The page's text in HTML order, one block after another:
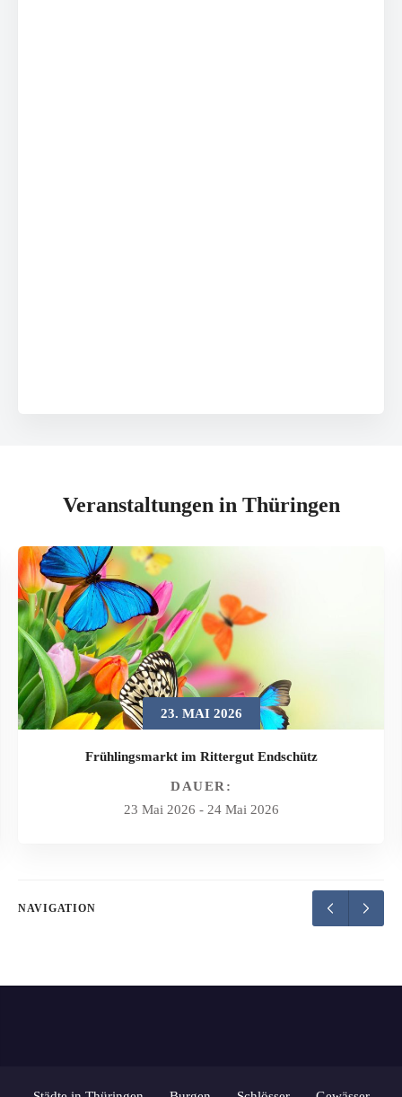
Veranstaltungen in Thüringen
23. MAI 2026
Frühlingsmarkt im Rittergut Endschütz
DAUER:
23 Mai 2026 - 24 Mai 2026
NAVIGATION